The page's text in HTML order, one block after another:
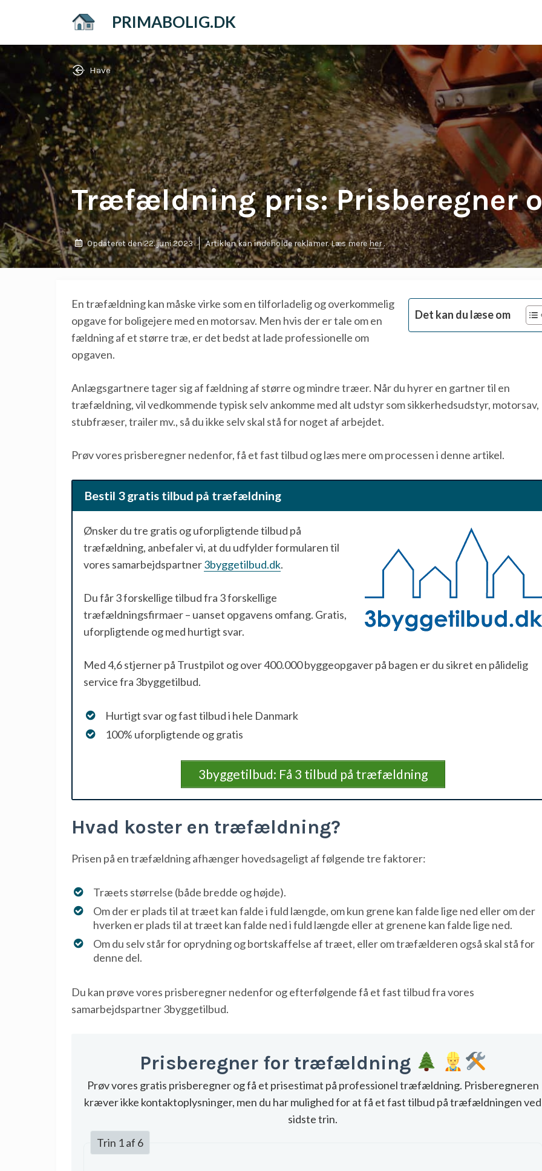
indhold
PRIMABOLIG.DK
Have
Træfældning pris: Prisberegner
Opdateret den22. juni 2023 Artiklen kan indeholde reklamer. Læs mereher.
Det kan du læse om
En træfældning kan måske virke som en tilforladelig og overkommelig
opgave for boligejere med en motorsav. Men hvis der er tale om en
fældning af et større træ, er det bedst at lade professionelle om
opgaven.
Anlægsgartnere tager sig af fældning af større og mindre træer. Når du hyrer en gartner til en
træfældning, vil vedkommende typisk selv ankomme med alt udstyr som sikkerhedsudstyr, motorsav,
stubfræser, trailer mv., så du ikke selv skal stå for noget af arbejdet.
Prøv vores prisberegner nedenfor, få et fast tilbud og læs mere om processen i denne artikel.
Bestil 3 gratis tilbud på træfældning
Ønsker du tre gratis og uforpligtende tilbud på
træfældning, anbefaler vi, at du udfylder formularen til
vores samarbejdspartner3byggetilbud.dk.
Du får 3 forskellige tilbud fra 3 forskellige
træfældningsfirmaer – uanset opgavens omfang. Gratis,
uforpligtende og med hurtigt svar.
Med 4,6 stjerner på Trustpilot og over 400.000 byggeopgaver på bagen er du sikret en pålidelig
service fra 3byggetilbud.
Hurtigt svar og fast tilbud i hele Danmark
100% uforpligtende og gratis
3byggetilbud: Få 3 tilbud på træfældning
Hvad koster en træfældning?
Prisen på en træfældning afhænger hovedsageligt af følgende tre faktorer:
Træets størrelse (både bredde og højde).
Om der er plads til at træet kan falde i fuld længde, om kun grene kan falde lige ned eller om der
hverken er plads til at træet kan falde ned i fuld længde eller at grenene kan falde lige ned.
Om du selv står for oprydning og bortskaffelse af træet, eller om træfælderen også skal stå for
denne del.
Du kan prøve vores prisberegner nedenfor og efterfølgende få et fast tilbud fra vores
samarbejdspartner 3byggetilbud.
Prisberegner for træfældning
Prøv vores gratis prisberegner og få et prisestimat på professionel træfældning. Prisberegneren
kræver ikke kontaktoplysninger, men du har mulighed for at få et fast tilbud på træfældningen ved
sidste trin.
Trin 1 af 6